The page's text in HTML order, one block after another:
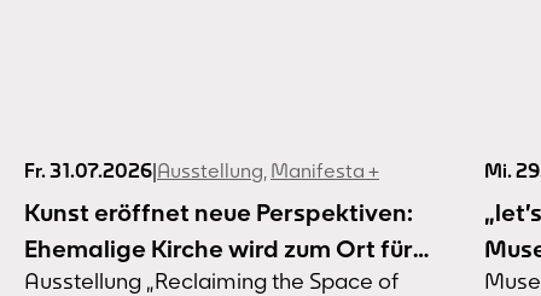
Fr. 31.07.2026|Ausstellung Manifesta +
Kunst eröffnet neue Perspektiven:
Ehemalige Kirche wird zum Ort für
Kunst und Gemeinschaft
Ausstellung „Reclaiming the Space of
Mi.